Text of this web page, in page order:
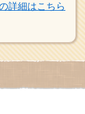
詳細はこちら